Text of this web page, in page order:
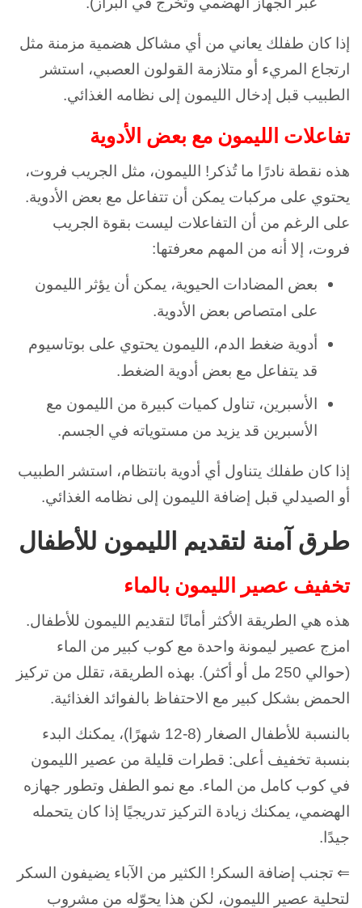
إذا كان طفلك يعاني من أي مشاكل هضمية مزمنة مثل
ارتجاع المريء أو متلازمة القولون العصبي، استشر
الطبيب قبل إدخال الليمون إلى نظامه الغذائي.
تفاعلات الليمون مع بعض الأدوية
هذه نقطة نادرًا ما تُذكر! الليمون، مثل الجريب فروت،
يحتوي على مركبات يمكن أن تتفاعل مع بعض الأدوية.
على الرغم من أن التفاعلات ليست بقوة الجريب
فروت، إلا أنه من المهم معرفتها:
بعض المضادات الحيوية، يمكن أن يؤثر الليمون
على امتصاص بعض الأدوية.
أدوية ضغط الدم، الليمون يحتوي على بوتاسيوم
قد يتفاعل مع بعض أدوية الضغط.
الأسبرين، تناول كميات كبيرة من الليمون مع
الأسبرين قد يزيد من مستوياته في الجسم.
إذا كان طفلك يتناول أي أدوية بانتظام، استشر الطبيب
أو الصيدلي قبل إضافة الليمون إلى نظامه الغذائي.
طرق آمنة لتقديم الليمون للأطفال
تخفيف عصير الليمون بالماء
هذه هي الطريقة الأكثر أمانًا لتقديم الليمون للأطفال.
امزج عصير ليمونة واحدة مع كوب كبير من الماء
(حوالي 250 مل أو أكثر). بهذه الطريقة، تقلل من تركيز
الحمض بشكل كبير مع الاحتفاظ بالفوائد الغذائية.
بالنسبة للأطفال الصغار (8-12 شهرًا)، يمكنك البدء
بنسبة تخفيف أعلى: قطرات قليلة من عصير الليمون
في كوب كامل من الماء. مع نمو الطفل وتطور جهازه
الهضمي، يمكنك زيادة التركيز تدريجيًا إذا كان يتحمله
جيدًا.
⇐ تجنب إضافة السكر! الكثير من الآباء يضيفون السكر
لتحلية عصير الليمون، لكن هذا يحوّله من مشروب